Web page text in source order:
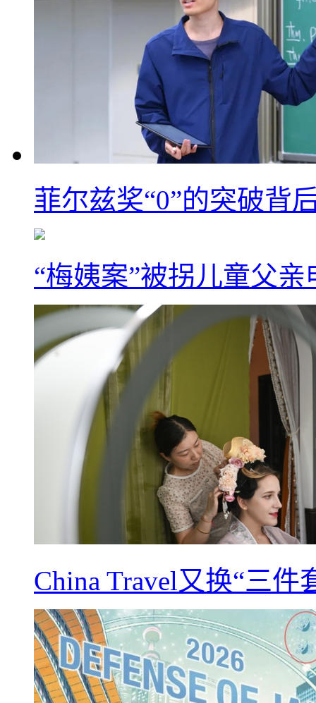
菲尔兹奖“0”的突破背
“梅姨案”被拐儿童父
China Travel又换“三